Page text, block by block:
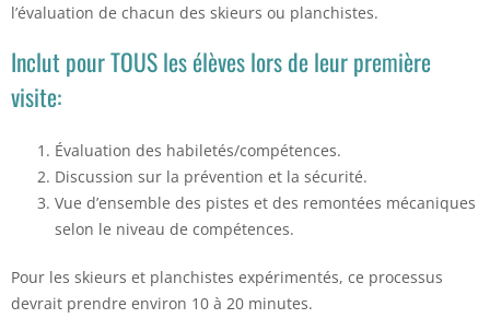
l’évaluation de chacun des skieurs ou planchistes.
Inclut pour TOUS les élèves lors de leur première
visite:
Évaluation des habiletés/compétences.
Discussion sur la prévention et la sécurité.
Vue d’ensemble des pistes et des remontées mécaniques
selon le niveau de compétences.
Pour les skieurs et planchistes expérimentés, ce processus
devrait prendre environ 10 à 20 minutes.